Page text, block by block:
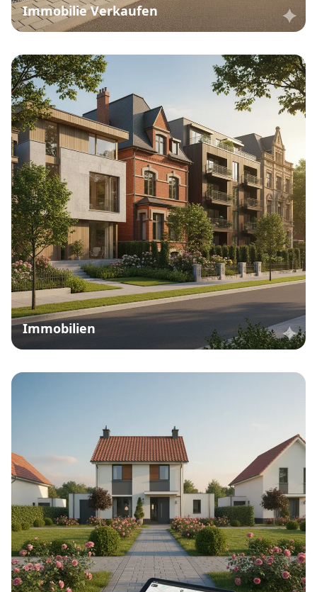
Immobilie Verkaufen
Immobilien